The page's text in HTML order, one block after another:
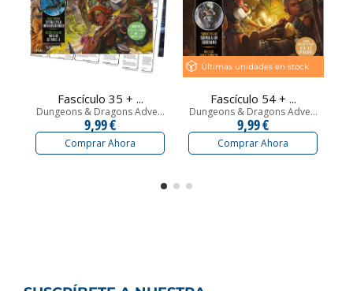
Fascículo 35 + ...
Dungeons & Dragons Adve...
9,99 €
Comprar Ahora
Últimas unidades en stock
Fascículo 54 + ...
Dungeons & Dragons Adve...
9,99 €
Comprar Ahora